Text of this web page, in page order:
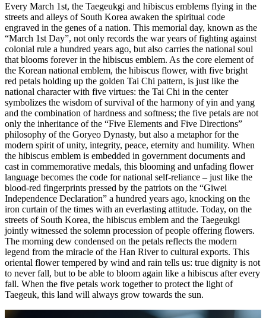
Every March 1st, the Taegeukgi and hibiscus emblems flying in the
streets and alleys of South Korea awaken the spiritual code
engraved in the genes of a nation. This memorial day, known as the
“March 1st Day”, not only records the war years of fighting against
colonial rule a hundred years ago, but also carries the national soul
that blooms forever in the hibiscus emblem. As the core element of
the Korean national emblem, the hibiscus flower, with five bright
red petals holding up the golden Tai Chi pattern, is just like the
national character with five virtues: the Tai Chi in the center
symbolizes the wisdom of survival of the harmony of yin and yang
and the combination of hardness and softness; the five petals are not
only the inheritance of the “Five Elements and Five Directions”
philosophy of the Goryeo Dynasty, but also a metaphor for the
modern spirit of unity, integrity, peace, eternity and humility. When
the hibiscus emblem is embedded in government documents and
cast in commemorative medals, this blooming and unfading flower
language becomes the code for national self-reliance – just like the
blood-red fingerprints pressed by the patriots on the “Giwei
Independence Declaration” a hundred years ago, knocking on the
iron curtain of the times with an everlasting attitude. Today, on the
streets of South Korea, the hibiscus emblem and the Taegeukgi
jointly witnessed the solemn procession of people offering flowers.
The morning dew condensed on the petals reflects the modern
legend from the miracle of the Han River to cultural exports. This
oriental flower tempered by wind and rain tells us: true dignity is not
to never fall, but to be able to bloom again like a hibiscus after every
fall. When the five petals work together to protect the light of
Taegeuk, this land will always grow towards the sun.